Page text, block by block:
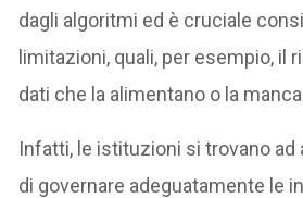
dagli algoritmi ed è cruciale
limitazioni, quali, per esempio, il
dati che la alimentano o la
Infatti, le istituzioni si trovano ad
di governare adeguatamente le